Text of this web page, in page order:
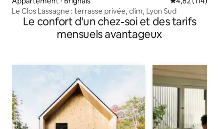
Le Clos Lassagne : terrasse privée, clim, Lyon Sud
Le confort d'un chez-soi et des tarifs
mensuels avantageux